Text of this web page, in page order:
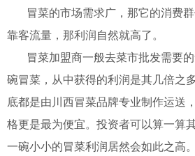
冒菜的市场需求广，那它的消费
靠客流量，那利润自然就高了。
冒菜加盟商一般去菜市批发需要
碗冒菜，从中获得的利润是其几倍之
底都是由川西冒菜品牌专业制作运送
格更是最为便宜。投资者可以算一算
一碗小小的冒菜利润居然会如此之高。